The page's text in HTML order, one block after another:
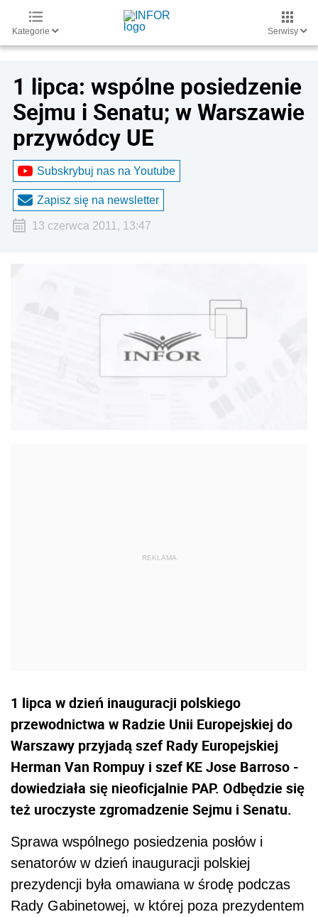
Kategorie Serwisy
1 lipca: wspólne posiedzenie
Sejmu i Senatu; w Warszawie
przywódcy UE
Subskrybuj nas na Youtube
Zapisz się na newsletter
13 czerwca 2011, 13:47
1 lipca w dzień inauguracji polskiego
przewodnictwa w Radzie Unii Europejskiej do
Warszawy przyjadą szef Rady Europejskiej
Herman Van Rompuy i szef KE Jose Barroso -
dowiedziała się nieoficjalnie PAP. Odbędzie się
też uroczyste zgromadzenie Sejmu i Senatu.
Sprawa wspólnego posiedzenia posłów i
senatorów w dzień inauguracji polskiej
prezydencji była omawiana w środę podczas
Rady Gabinetowej, w której poza prezydentem